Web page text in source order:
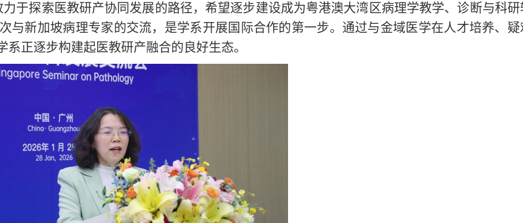
于探索医教研产协同发展的路径，希望逐步建设成为粤港澳大湾区病理学教学、诊断与科研
与新加坡病理专家的交流，是学系开展国际合作的第一步。通过与金域医学在人才培养、疑
正逐步构建起医教研产融合的良好生态。